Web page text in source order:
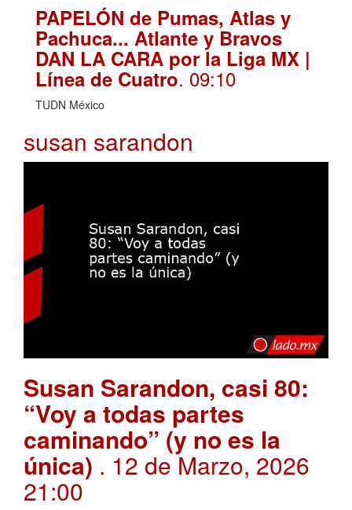
PAPELÓN de Pumas, Atlas y
Pachuca... Atlante y Bravos
DAN LA CARA por la Liga MX |
Línea de Cuatro. 09:10
TUDN México
susan sarandon
Susan Sarandon, casi 80:
“Voy a todas partes
caminando” (y no es la
única) . 12 de Marzo, 2026
21:00